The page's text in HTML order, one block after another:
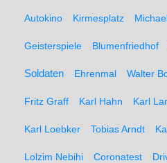
Autokino Kirmesplatz
Geisterspiele Blumenfriedhof
Soldaten Ehrenmal Walter
Fritz Graff Karl Hahn Karl
Karl Loebker Tobias Arndt
Lolzim Nebihi Coronatest